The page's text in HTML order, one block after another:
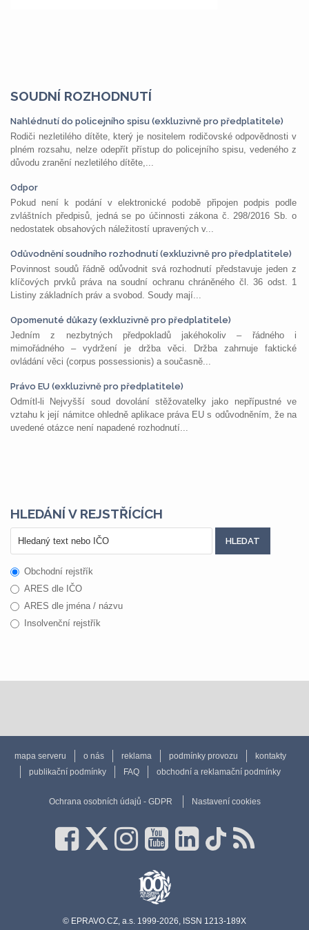
SOUDNÍ ROZHODNUTÍ
Nahlédnutí do policejního spisu (exkluzivně pro předplatitele)
Rodiči nezletilého dítěte, který je nositelem rodičovské odpovědnosti v
plném rozsahu, nelze odepřít přístup do policejního spisu, vedeného z
důvodu zranění nezletilého dítěte,...
Odpor
Pokud není k podání v elektronické podobě připojen podpis podle
zvláštních předpisů, jedná se po účinnosti zákona č. 298/2016 Sb. o
nedostatek obsahových náležitostí upravených v...
Odůvodnění soudního rozhodnutí (exkluzivně pro předplatitele)
Povinnost soudů řádně odůvodnit svá rozhodnutí představuje jeden z
klíčových prvků práva na soudní ochranu chráněného čl. 36 odst. 1
Listiny základních práv a svobod. Soudy mají...
Opomenuté důkazy (exkluzivně pro předplatitele)
Jedním z nezbytných předpokladů jakéhokoliv – řádného i
mimořádného – vydržení je držba věci. Držba zahrnuje faktické
ovládání věci (corpus possessionis) a současně...
Právo EU (exkluzivně pro předplatitele)
Odmítl-li Nejvyšší soud dovolání stěžovatelky jako nepřípustné ve
vztahu k její námitce ohledně aplikace práva EU s odůvodněním, že na
uvedené otázce není napadené rozhodnutí...
HLEDÁNÍ V REJSTŘÍCÍCH
Obchodní rejstřík
ARES dle IČO
ARES dle jména / názvu
Insolvenční rejstřík
mapa serveru o nás reklama podmínky provozu
kontakty
publikační podmínky
FAQ obchodní a reklamační podmínky
Ochrana osobních údajů - GDPR Nastavení cookies
© EPRAVO.CZ, a.s. 1999-2026, ISSN 1213-189X